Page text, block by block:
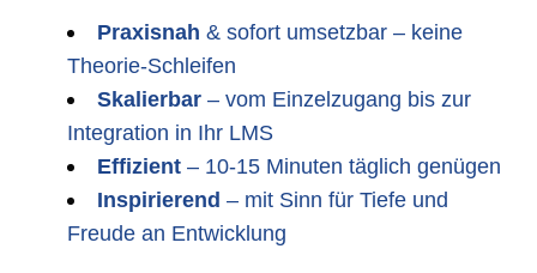
Praxisnah & sofort umsetzbar – keine
Theorie-Schleifen
Skalierbar – vom Einzelzugang bis zur
Integration in Ihr LMS
Effizient – 10-15 Minuten täglich genügen
Inspirierend – mit Sinn für Tiefe und
Freude an Entwicklung